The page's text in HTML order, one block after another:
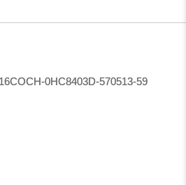
0HC8403D-570513-59